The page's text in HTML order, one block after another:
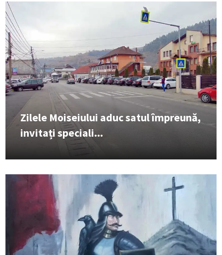
Zilele Moiseiului aduc satul împreună,
invitați speciali...